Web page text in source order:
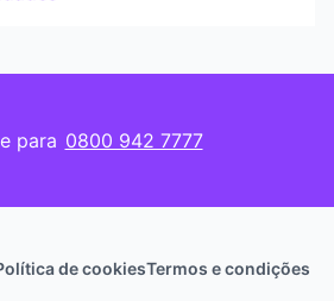
para 0800 942 7777
de cookiesTermos e condições